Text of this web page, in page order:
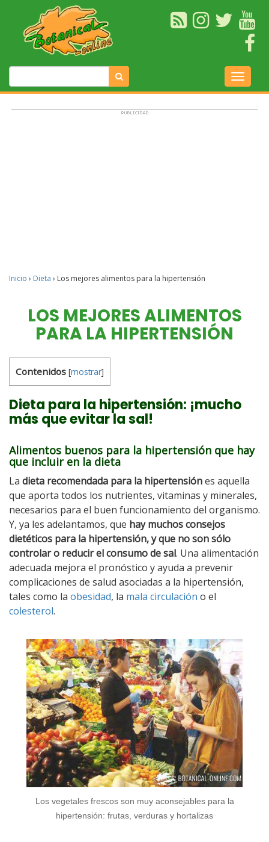
Inicio › Dieta › Los mejores alimentos para la hipertensión
LOS MEJORES ALIMENTOS
PARA LA HIPERTENSIÓN
Contenidos [mostrar]
Dieta para la hipertensión: ¡mucho
más que evitar la sal!
Alimentos buenos para la hipertensión que hay
que incluir en la dieta
La dieta recomendada para la hipertensiónes aquella
que aporta todos los nutrientes, vitaminas y minerales,
necesarios para el buen funcionamiento del organismo.
Y, ya les adelantamos, que hay muchos consejos
dietéticos para la hipertensión, y que no son sólo
controlar o reducir el consumo de sal. Una alimentación
adecuada mejora el pronóstico y ayuda a prevenir
complicaciones de salud asociadas a la hipertensión,
tales como la obesidad, la mala circulación o el
colesterol.
Los vegetales frescos son muy aconsejables para la
hipertensión: frutas, verduras y hortalizas